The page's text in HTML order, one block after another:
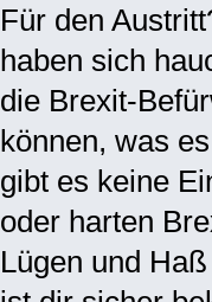
Für den
haben sich
die Brexit-
können, was
gibt es keine
oder harten
Lügen und